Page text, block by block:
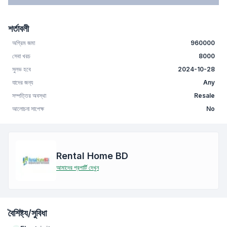
শর্তাবলী
অগ্রিম জমা
960000
সেবা খরচ
8000
সুলভ হবে
2024-10-28
যাদের জন্য
Any
সম্পত্তির অবস্থা
Resale
আলোচনা সাপেক্ষ
No
Rental Home BD
আমাদের প্রপার্টি দেখুন
বৈশিষ্ট্য/সুবিধা